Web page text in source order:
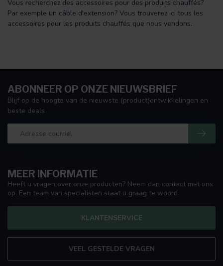
Vous recherchez des accessoires pour des produits chauffés?
Par exemple un câble d'extension? Vous trouverez ici tous les
accessoires pour les produits chauffés que nous vendons.
MEER INFORMATIE
Heeft u vragen over onze producten? Neem dan contact met ons
op. Een team van specialisten staat u graag te woord.
KLANTENSERVICE
VEEL GESTELDE VRAGEN
ABONNEER OP ONZE NIEUWSBRIEF
Blijf op de hoogte van de nieuwste (product)ontwikkelingen en
beste deals